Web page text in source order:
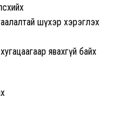
шүхэр хэрэглэх
явахгүй байх